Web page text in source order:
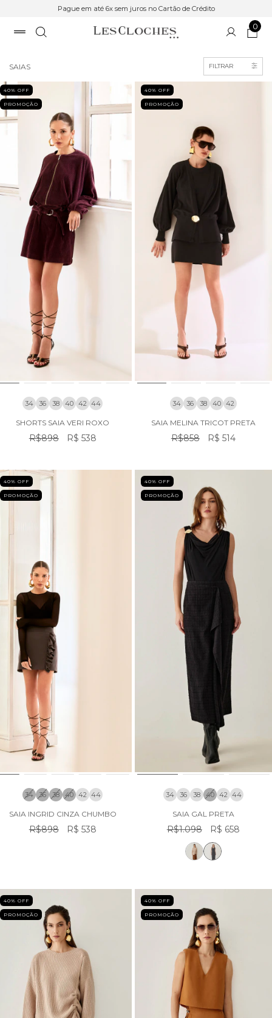
Pague em até 6x sem juros no Cartão de Crédito
0
SAIAS FILTRAR
40% OFF
PROMOÇÃO
34 36 38 40 42 44
SHORTS SAIA VERI ROXO
R$898 R$ 538
40% OFF
PROMOÇÃO
34 36 38 40 42
SAIA MELINA TRICOT PRETA
R$858 R$ 514
40% OFF
PROMOÇÃO
34 36 38 40 42 44
SAIA INGRID CINZA CHUMBO
R$898 R$ 538
40% OFF
PROMOÇÃO
34 36 38 40 42 44
SAIA GAL PRETA
R$1.098 R$ 658
40% OFF
PROMOÇÃO
40% OFF
PROMOÇÃO